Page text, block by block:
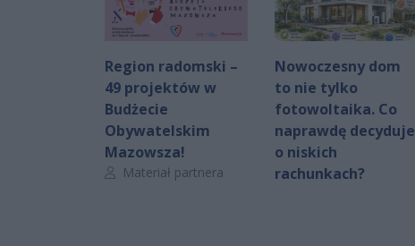
Region radomski –
49 projektów w
Budżecie
Obywatelskim
Mazowsza!
Autor artykułu:
Materiał partnera
Nowoczesny dom
to nie tylko
fotowoltaika. Co
naprawdę decyduje
o niskich
rachunkach?